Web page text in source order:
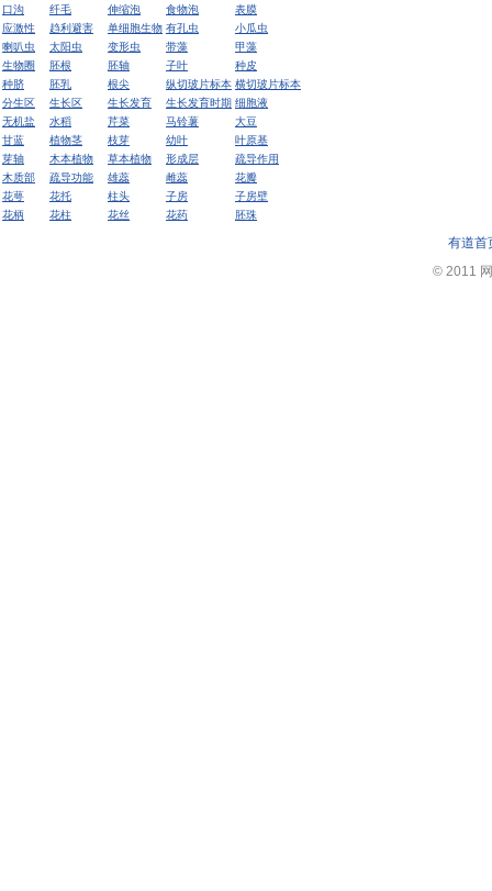
口沟
纤毛 伸缩泡 食物泡
表膜
应激性
趋利避害 单细胞生物 有孔虫
小瓜虫
喇叭虫
太阳虫 变形虫 带藻
甲藻
生物圈
胚根 胚轴 子叶
种皮
种脐
胚乳 根尖 纵切玻片标本 横切玻片标本
分生区
生长区 生长发育 生长发育时期 细胞液
无机盐
水稻 芹菜 马铃薯
大豆
甘蓝
植物茎 枝芽 幼叶
叶原基
芽轴
木本植物 草本植物 形成层
疏导作用
木质部
疏导功能 雄蕊 雌蕊
花瓣
花萼
花托 柱头 子房
子房壁
花柄
花柱 花丝 花药 胚珠
有道首
© 2011